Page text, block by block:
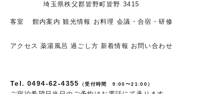
埼玉県秩父郡皆野町皆野 3415
客室 館内案内 観光情報 お料理 会議・合宿・研修
アクセス 薬湯風呂 過ごし方 新着情報 お問い合わせ
Tel. 0494-62-4355 （受付時間 9:00〜21:00）